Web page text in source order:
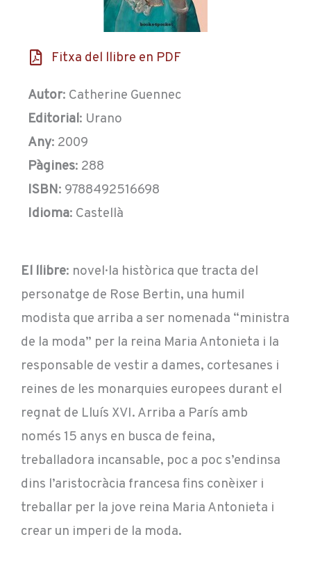
Fitxa del llibre en PDF
Autor: Catherine Guennec
Editorial: Urano
Any: 2009
Pàgines: 288
ISBN: 9788492516698
Idioma: Castellà
El llibre: novel·la històrica que tracta del
personatge de Rose Bertin, una humil
modista que arriba a ser nomenada “ministra
de la moda” per la reina Maria Antonieta i la
responsable de vestir a dames, cortesanes i
reines de les monarquies europees durant el
regnat de Lluís XVI. Arriba a París amb
només 15 anys en busca de feina,
treballadora incansable, poc a poc s’endinsa
dins l’aristocràcia francesa fins conèixer i
treballar per la jove reina Maria Antonieta i
crear un imperi de la moda.